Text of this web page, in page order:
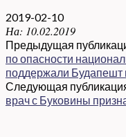
2019-02-10
На: 10.02.2019
Предыдущая
по опасности
поддержали Будапешт
Следующая
врач с Буковины